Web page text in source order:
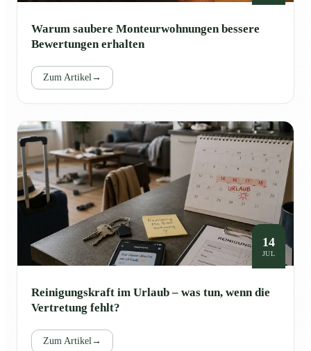
Warum saubere Monteurwohnungen bessere
Bewertungen erhalten
Zum Artikel→
14
JUL
Reinigungskraft im Urlaub – was tun, wenn die
Vertretung fehlt?
Zum Artikel→